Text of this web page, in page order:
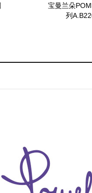
宝曼兰朵
列